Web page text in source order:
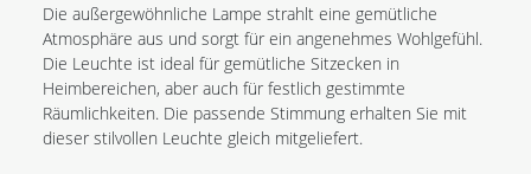
Die außergewöhnliche Lampe strahlt eine gemütliche
Atmosphäre aus und sorgt für ein angenehmes Wohlgefühl.
Die Leuchte ist ideal für gemütliche Sitzecken in
Heimbereichen, aber auch für festlich gestimmte
Räumlichkeiten. Die passende Stimmung erhalten Sie mit
dieser stilvollen Leuchte gleich mitgeliefert.